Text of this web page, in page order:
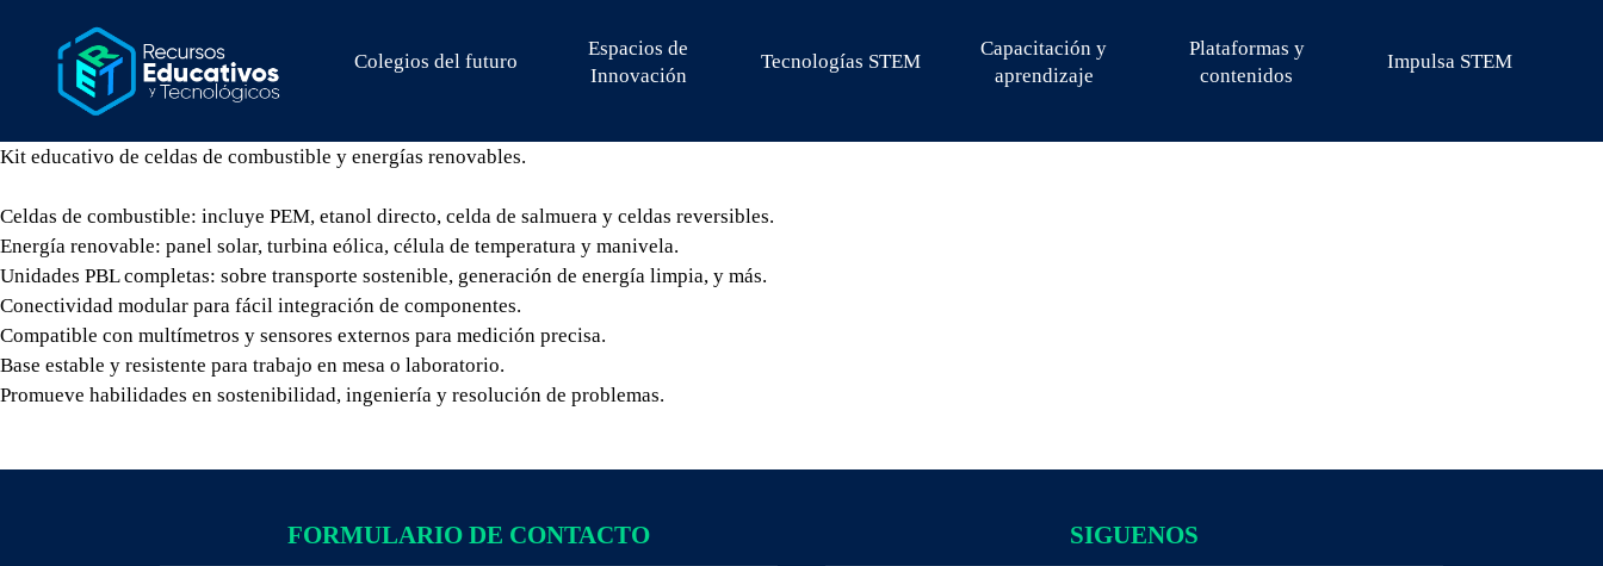
Colegios del futuro
Espacios de
Innovación
Tecnologías STEM
Capacitación y
aprendizaje
Plataformas y
contenidos
Impulsa STEM
Kit educativo de celdas de combustible y energías renovables.
Celdas de combustible: incluye PEM, etanol directo, celda de salmuera y celdas reversibles.
Energía renovable: panel solar, turbina eólica, célula de temperatura y manivela.
Unidades PBL completas: sobre transporte sostenible, generación de energía limpia, y más.
Conectividad modular para fácil integración de componentes.
Compatible con multímetros y sensores externos para medición precisa.
Base estable y resistente para trabajo en mesa o laboratorio.
Promueve habilidades en sostenibilidad, ingeniería y resolución de problemas.
FORMULARIO DE CONTACTO SIGUENOS